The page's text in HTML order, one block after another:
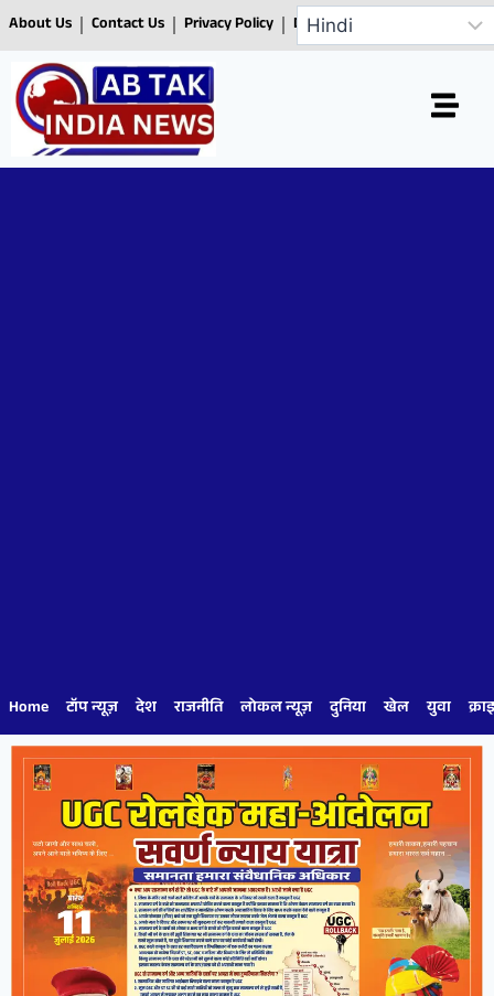
About Us Contact Us Privacy Policy Disclaimer
Home टॉप न्यूज़ देश राजनीति लोकल न्यूज़ दुनिया खेल युवा